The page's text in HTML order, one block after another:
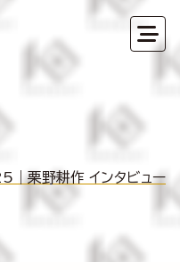
栗野耕作 インタビュー